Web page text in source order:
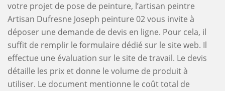
votre projet de pose de peinture, l’artisan peintre
Artisan Dufresne Joseph peinture 02 vous invite à
déposer une demande de devis en ligne. Pour cela, il
suffit de remplir le formulaire dédié sur le site web. Il
effectue une évaluation sur le site de travail. Le devis
détaille les prix et donne le volume de produit à
utiliser. Le document mentionne le coût total de